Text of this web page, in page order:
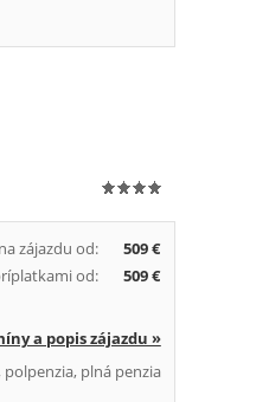
zájazdu od:
509 €
od:
509 €
a popis zájazdu »
plná penzia